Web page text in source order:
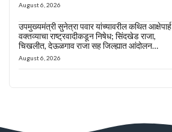
August 6, 2026
उपमुख्यमंत्री सुनेत्रा पवार यांच्यावरील कथित आक्षेपार्ह
वक्तव्याचा राष्ट्रवादीकडून निषेध; सिंदखेड राजा,
चिखलीत, देऊळगाव राजा सह जिल्ह्यात आंदोलन…
August 6, 2026